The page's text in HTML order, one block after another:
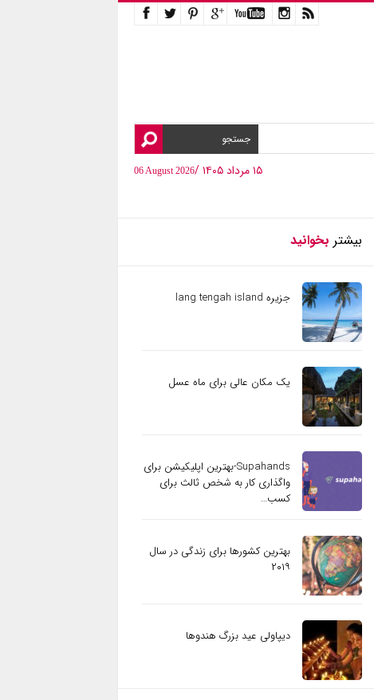
۱۵ مرداد ۱۴۰۵ /
06 August 2026
بیشتر بخوانید
جزیره lang tengah island
یک مکان عالی برای ماه عسل
Supahands-بهترین اپلیکیشن برای
واگذاری کار به شخص ثالث برای
کسب…
بهترین کشورها برای زندگی در سال
۲۰۱۹
دیپاولی عید بزرگ هندوها